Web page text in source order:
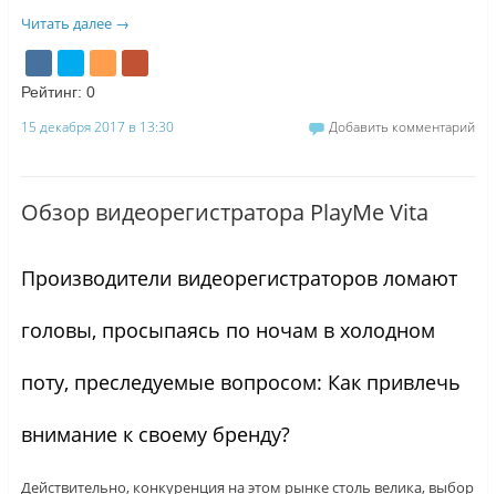
Читать далее →
Рейтинг: 0
15 декабря 2017 в 13:30 Добавить комментарий
Обзор видеорегистратора PlayMe Vita
Производители видеорегистраторов ломают
головы, просыпаясь по ночам в холодном
поту, преследуемые вопросом: Как привлечь
внимание к своему бренду?
Действительно, конкуренция на этом рынке столь велика, выбор